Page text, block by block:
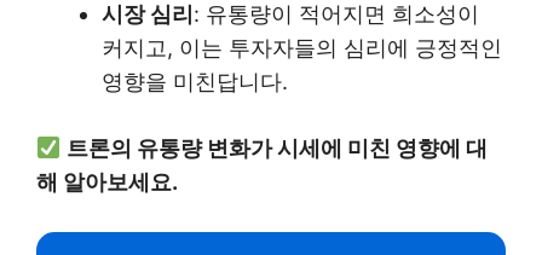
시장 심리 : 유통량이 적어지면 희소성이
커지고, 이는 투자자들의 심리에 긍정적인
영향을 미친답니다.
트론의 유통량 변화가 시세에 미친 영향에 대
해 알아보세요.